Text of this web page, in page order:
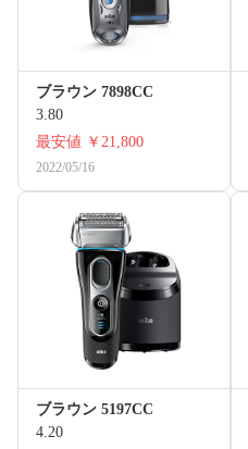
ブラウン 7898CC
3.80
最安値 ￥21,800
2022/05/16
ブラウン 5197CC
4.20